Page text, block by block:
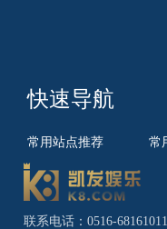
快速导航
常用站点推荐 常
联系电话：0516-